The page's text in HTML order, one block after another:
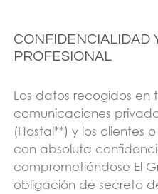
CONFIDENCIALIDAD
PROFESIONAL
Los datos recogidos en
comunicaciones
(Hostal**) y los clientes
con absoluta
comprometiéndose El
obligación de secreto